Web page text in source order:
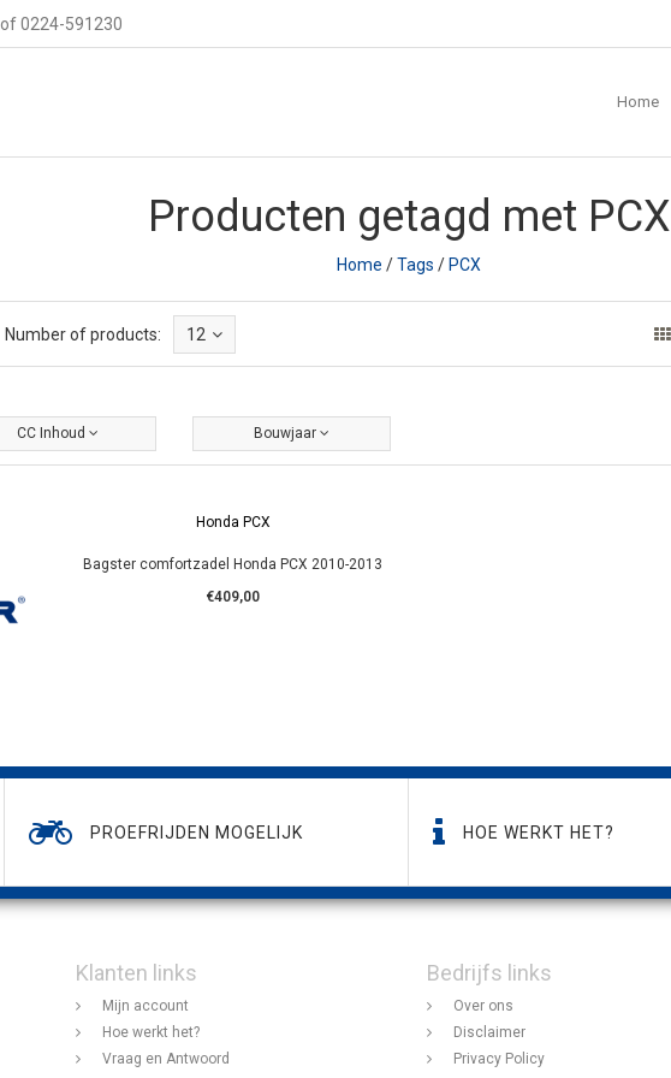
of 0224-591230
Home
Producten getagd met PCX
Home /Tags /PCX
Number of products: 12
CC Inhoud Bouwjaar
Honda PCX
Bagster comfortzadel Honda PCX 2010-2013
€409,00
PROEFRIJDEN MOGELIJK HOE WERKT HET?
Klanten links
Mijn account
Hoe werkt het?
Vraag en Antwoord
Bedrijfs links
Over ons
Disclaimer
Privacy Policy